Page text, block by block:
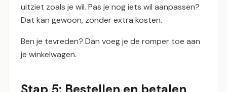
uitziet zoals je wil. Pas je nog iets wil aanpassen?
Dat kan gewoon, zonder extra kosten.
Ben je tevreden? Dan voeg je de romper toe aan
je winkelwagen.